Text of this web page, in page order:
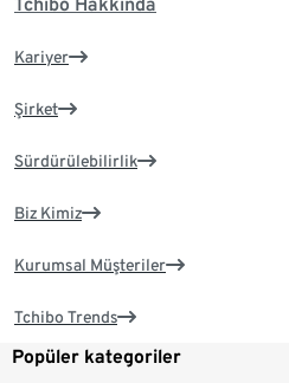
Tchibo Hakkında
Kariyer
Şirket
Sürdürülebilirlik
Biz Kimiz
Kurumsal Müşteriler
Tchibo Trends
Popüler kategoriler